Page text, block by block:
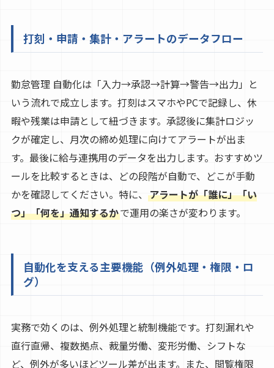
打刻・申請・集計・アラートのデータフロー
勤怠管理 自動化は「入力→承認→計算→警告→出力」と
いう流れで成立します。打刻はスマホやPCで記録し、休
暇や残業は申請として紐づきます。承認後に集計ロジッ
クが確定し、月次の締め処理に向けてアラートが出ま
す。最後に給与連携用のデータを出力します。おすすめツ
ールを比較するときは、どの段階が自動で、どこが手動
かを確認してください。特に、 アラートが「誰に」「い
つ」「何を」通知するかで運用の楽さが変わります。
自動化を支える主要機能（例外処理・権限・ロ
グ）
実務で効くのは、例外処理と統制機能です。打刻漏れや
直行直帰、複数拠点、裁量労働、変形労働、シフトな
ど、例外が多いほどツール差が出ます。また、閲覧権限